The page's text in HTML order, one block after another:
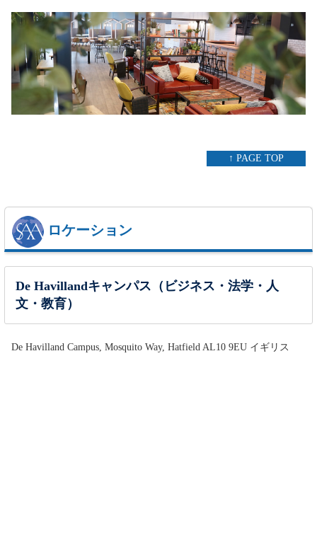
↑ PAGE TOP
ロケーション
De Havillandキャンパス（ビジネス・法学・人
文・教育）
De Havilland Campus, Mosquito Way, Hatfield AL10 9EU イギリス